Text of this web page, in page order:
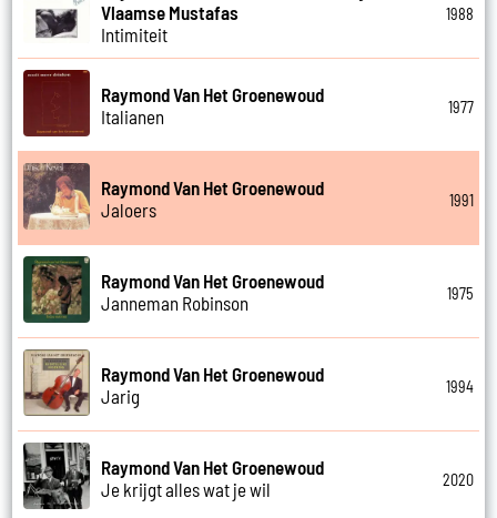
Vlaamse Mustafas
Intimiteit
1988
Raymond Van Het Groenewoud
Italianen
1977
Raymond Van Het Groenewoud
Jaloers
1991
Raymond Van Het Groenewoud
Janneman Robinson
1975
Raymond Van Het Groenewoud
Jarig
1994
Raymond Van Het Groenewoud
Je krijgt alles wat je wil
2020